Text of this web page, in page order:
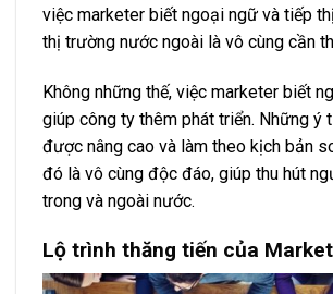
việc marketer biết ngoại ngữ và tiếp
thị trường nước ngoài là vô cùng cần
Không những thế, việc marketer biết
giúp công ty thêm phát triển. Những ý
được nâng cao và làm theo kịch bản
đó là vô cùng độc đáo, giúp thu hút
trong và ngoài nước.
Lộ trình thăng tiến của